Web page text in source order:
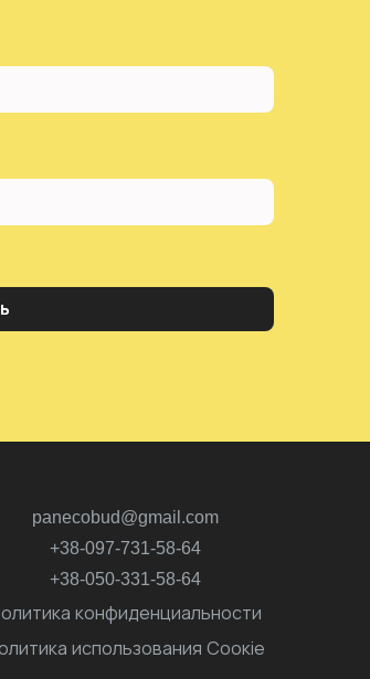
panecobud@gmail.com
+38-097-731-58-64
+38-050-331-58-64
конфиденциальности
использования Соокіе